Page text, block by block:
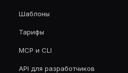
Шаблоны
Тарифы
MCP и CLI
API для разработчиков